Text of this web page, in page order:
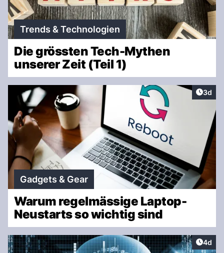
Trends & Technologien
Die grössten Tech-Mythen
unserer Zeit (Teil 1)
3d
Gadgets & Gear
Warum regelmässige Laptop-
Neustarts so wichtig sind
4d